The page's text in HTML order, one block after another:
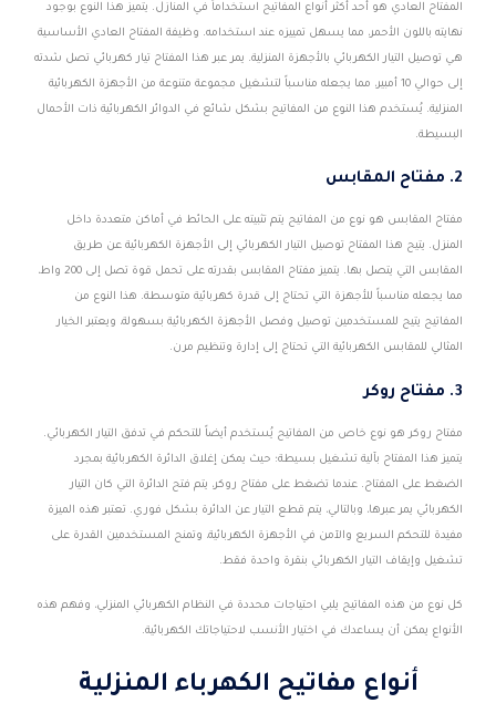
المفتاح العادي هو أحد أكثر أنواع المفاتيح استخداماً في المنازل. يتميز هذا النوع بوجود
نهايته باللون الأحمر، مما يسهل تمييزه عند استخدامه. وظيفة المفتاح العادي الأساسية
هي توصيل التيار الكهربائي بالأجهزة المنزلية. يمر عبر هذا المفتاح تيار كهربائي تصل شدته
إلى حوالي 10 أمبير، مما يجعله مناسباً لتشغيل مجموعة متنوعة من الأجهزة الكهربائية
المنزلية. يُستخدم هذا النوع من المفاتيح بشكل شائع في الدوائر الكهربائية ذات الأحمال
البسيطة.
2. مفتاح المقابس
مفتاح المقابس هو نوع من المفاتيح يتم تثبيته على الحائط في أماكن متعددة داخل
المنزل. يتيح هذا المفتاح توصيل التيار الكهربائي إلى الأجهزة الكهربائية عن طريق
المقابس التي يتصل بها. يتميز مفتاح المقابس بقدرته على تحمل قوة تصل إلى 200 واط،
مما يجعله مناسباً للأجهزة التي تحتاج إلى قدرة كهربائية متوسطة. هذا النوع من
المفاتيح يتيح للمستخدمين توصيل وفصل الأجهزة الكهربائية بسهولة، ويعتبر الخيار
المثالي للمقابس الكهربائية التي تحتاج إلى إدارة وتنظيم مرن.
3. مفتاح روكر
مفتاح روكر هو نوع خاص من المفاتيح يُستخدم أيضاً للتحكم في تدفق التيار الكهربائي.
يتميز هذا المفتاح بآلية تشغيل بسيطة؛ حيث يمكن إغلاق الدائرة الكهربائية بمجرد
الضغط على المفتاح. عندما تضغط على مفتاح روكر، يتم فتح الدائرة التي كان التيار
الكهربائي يمر عبرها، وبالتالي، يتم قطع التيار عن الدائرة بشكل فوري. تعتبر هذه الميزة
مفيدة للتحكم السريع والآمن في الأجهزة الكهربائية، وتمنح المستخدمين القدرة على
تشغيل وإيقاف التيار الكهربائي بنقرة واحدة فقط.
كل نوع من هذه المفاتيح يلبي احتياجات محددة في النظام الكهربائي المنزلي، وفهم هذه
الأنواع يمكن أن يساعدك في اختيار الأنسب لاحتياجاتك الكهربائية.
أنواع مفاتيح الكهرباء المنزلية